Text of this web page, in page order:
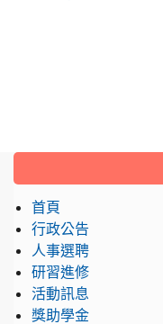
:::
首頁
行政公告
人事選聘
研習進修
活動訊息
獎助學金